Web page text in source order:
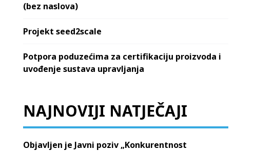
(bez naslova)
Projekt seed2scale
Potpora poduzećima za certifikaciju proizvoda i
uvođenje sustava upravljanja
NAJNOVIJI NATJEČAJI
Objavljen je Javni poziv „Konkurentnost